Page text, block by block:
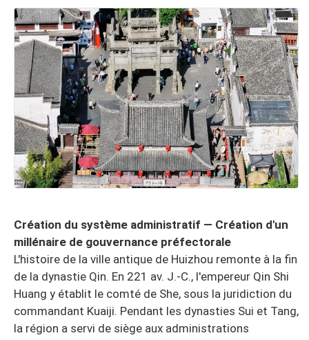
Création du système administratif — Création d'un
millénaire de gouvernance préfectorale
L'histoire de la ville antique de Huizhou remonte à la fin
de la dynastie Qin. En 221 av. J.-C., l'empereur Qin Shi
Huang y établit le comté de She, sous la juridiction du
commandant Kuaiji. Pendant les dynasties Sui et Tang,
la région a servi de siège aux administrations